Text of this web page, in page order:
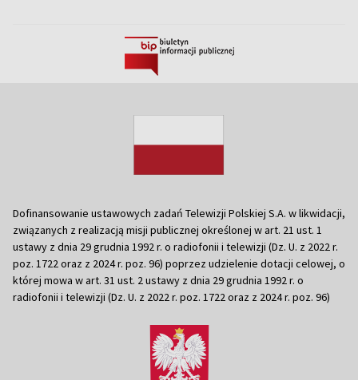
Dofinansowanie ustawowych zadań Telewizji Polskiej S.A. w likwidacji,
związanych z realizacją misji publicznej określonej w art. 21 ust. 1
ustawy z dnia 29 grudnia 1992 r. o radiofonii i telewizji (Dz. U. z 2022 r.
poz. 1722 oraz z 2024 r. poz. 96) poprzez udzielenie dotacji celowej, o
której mowa w art. 31 ust. 2 ustawy z dnia 29 grudnia 1992 r. o
radiofonii i telewizji (Dz. U. z 2022 r. poz. 1722 oraz z 2024 r. poz. 96)